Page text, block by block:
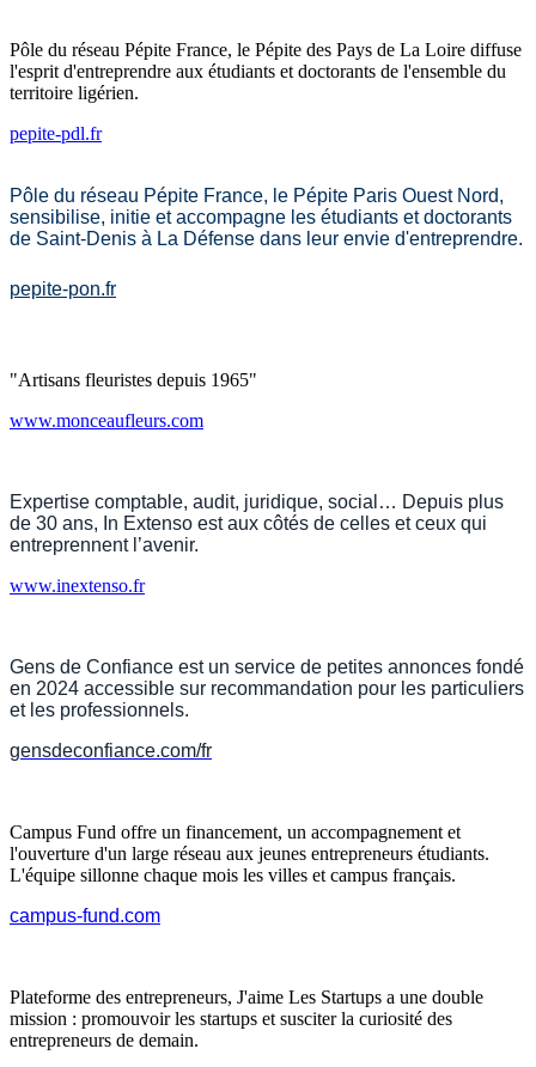
Pôle du réseau Pépite France, le Pépite des Pays de La Loire diffuse
l'esprit d'entreprendre aux étudiants et doctorants de l'ensemble du
territoire ligérien.
pepite-pdl.fr
Pôle du réseau Pépite France, le Pépite Paris Ouest Nord,
sensibilise, initie et accompagne les étudiants et doctorants
de Saint-Denis à La Défense dans leur envie d'entreprendre.
pepite-pon.fr
"Artisans fleuristes depuis 1965"
www.monceaufleurs.com
Expertise comptable, audit, juridique, social… Depuis plus
de 30 ans, In Extenso est aux côtés de celles et ceux qui
entreprennent l’avenir.
www.inextenso.fr
Gens de Confiance est un service de petites annonces fondé
en 2024 accessible sur recommandation pour les particuliers
et les professionnels.
gensdeconfiance.com/fr
Campus Fund offre un financement, un accompagnement et
l'ouverture d'un large réseau aux jeunes entrepreneurs étudiants.
L'équipe sillonne chaque mois les villes et campus français.
campus-fund.com
Plateforme des entrepreneurs, J'aime Les Startups a une double
mission : promouvoir les startups et susciter la curiosité des
entrepreneurs de demain.